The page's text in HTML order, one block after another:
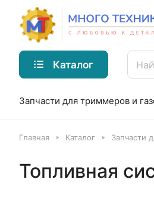
Каталог
Запчасти для триммеров и
Главная Каталог Запчасти
Топливная